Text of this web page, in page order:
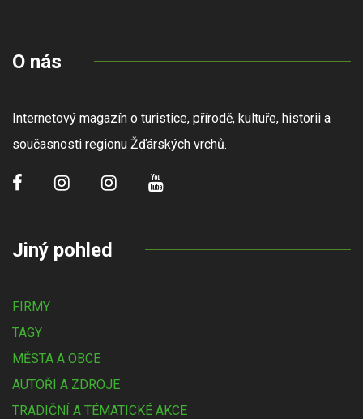
O nás
Internetový magazín o turistice, přírodě, kultuře, historii a
současnosti regionu Žďárských vrchů.
Jiný pohled
FIRMY
TAGY
MĚSTA A OBCE
AUTOŘI A ZDROJE
TRADIČNÍ A TÉMATICKÉ AKCE